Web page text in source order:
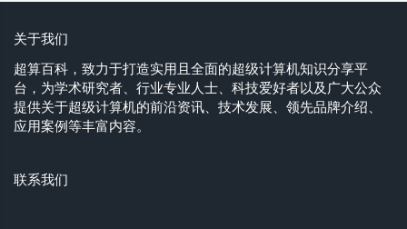
关于我们
超算百科，致力于打造实用且全面的超级计算机知识分享平
台，为学术研究者、行业专业人士、科技爱好者以及广大公众
提供关于超级计算机的前沿资讯、技术发展、领先品牌介绍、
应用案例等丰富内容。
联系我们